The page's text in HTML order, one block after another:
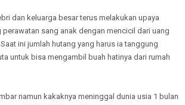
dan keluarga besar terus melakukan upaya
perawatan sang anak dengan mencicil dari uang
ini jumlah hutang yang harus ia tanggung
untuk bisa mengambil buah hatinya dari rumah
namun kakaknya meninggal dunia usia 1 bulan